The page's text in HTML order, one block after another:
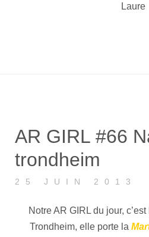
Laure
AR GIRL #66
trondheim
25 JUIN
Notre AR GIRL du jour,
Trondheim, elle porte la